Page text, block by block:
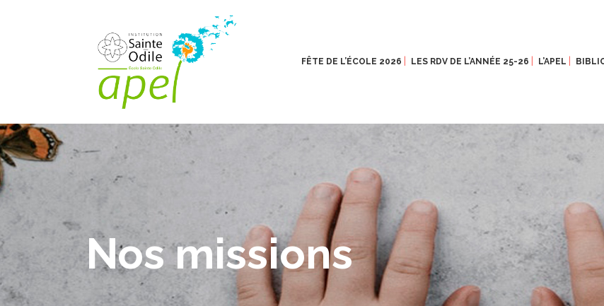
FÊTE DE L’ÉCOLE 2026 LES RDV DE L’ANNÉE 25-26 L’APEL
Nos missions